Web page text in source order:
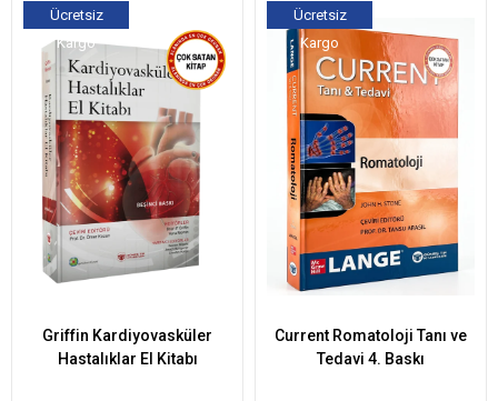
Griffin Kardiyovasküler
Hastalıklar El Kitabı
Ücretsiz
Kargo
Current Romatoloji Tanı ve
Tedavi 4. Baskı
Ücretsiz
Kargo